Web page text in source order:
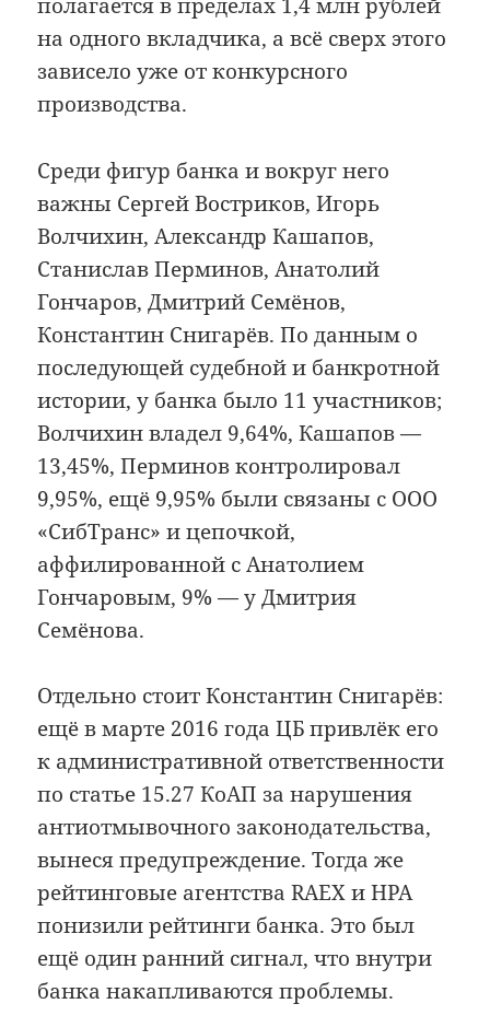
полагается в пределах 1,4 млн рублей
на одного вкладчика, а всё сверх этого
зависело уже от конкурсного
производства.
Среди фигур банка и вокруг него
важны Сергей Востриков, Игорь
Волчихин, Александр Кашапов,
Станислав Перминов, Анатолий
Гончаров, Дмитрий Семёнов,
Константин Снигарёв. По данным о
последующей судебной и банкротной
истории, у банка было 11 участников;
Волчихин владел 9,64%, Кашапов —
13,45%, Перминов контролировал
9,95%, ещё 9,95% были связаны с ООО
«СибТранс» и цепочкой,
аффилированной с Анатолием
Гончаровым, 9% — у Дмитрия
Семёнова.
Отдельно стоит Константин Снигарёв:
ещё в марте 2016 года ЦБ привлёк его
к административной ответственности
по статье 15.27 КоАП за нарушения
антиотмывочного законодательства,
вынеся предупреждение. Тогда же
рейтинговые агентства RAEX и НРА
понизили рейтинги банка. Это был
ещё один ранний сигнал, что внутри
банка накапливаются проблемы.